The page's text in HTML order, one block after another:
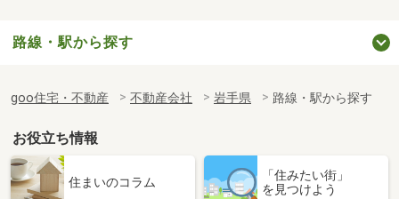
路線・駅から探す
goo住宅・不動産 不動産会社 岩手県 路線・駅から探す
お役立ち情報
住まいのコラム
「住みたい街」
を見つけよう